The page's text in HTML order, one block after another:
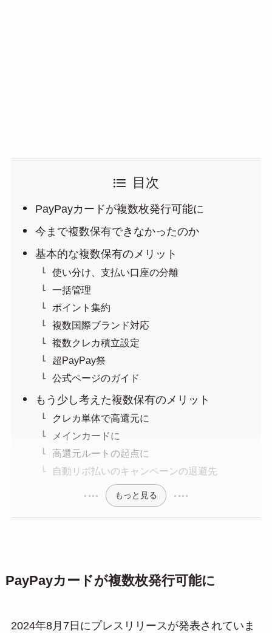
目次
PayPayカードが複数枚発行可能に
今まで複数保有できなかったのか
基本的な複数保有のメリット
使い分け、支払い口座の分離
一括管理
ポイント集約
複数国際ブランド対応
複数クレカ積立設定
超PayPay祭
公式ページのガイド
もう少し考えた複数保有のメリット
クレカ単体で高還元に
メインカードに
高還元ルートの起点に
自動リボ払いのキャンペーンの退避先
もっと見る
PayPayカードが複数枚発行可能に
2024年8月7日にプレスリリースが発表されていま